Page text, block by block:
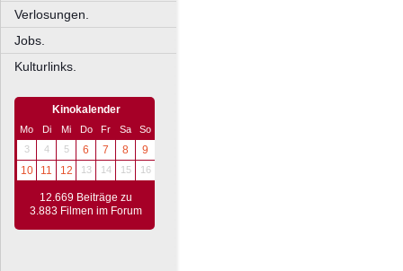
Verlosungen.
Jobs.
Kulturlinks.
Kinokalender
Mo Di Mi Do Fr Sa
So
3
4 5 6 7 8
9
10
11 12 13 14 15 16
12.669 Beiträge zu
3.883 Filmen im Forum